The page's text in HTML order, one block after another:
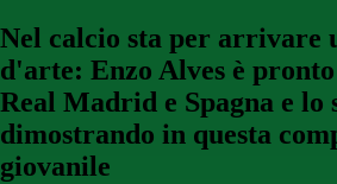
Nel calcio sta per arrivare
d'arte: Enzo Alves è
Real Madrid e Spagna e lo
dimostrando in questa
giovanile